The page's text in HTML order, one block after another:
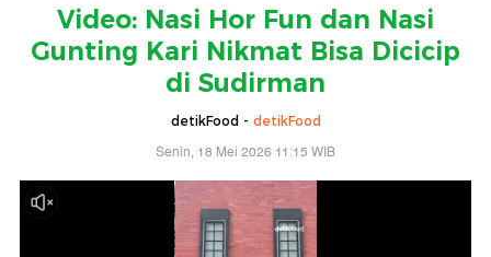
Video: Nasi Hor Fun dan Nasi
Gunting Kari Nikmat Bisa Dicicip
di Sudirman
detikFood - detikFood
Senin, 18 Mei 2026 11:15 WIB